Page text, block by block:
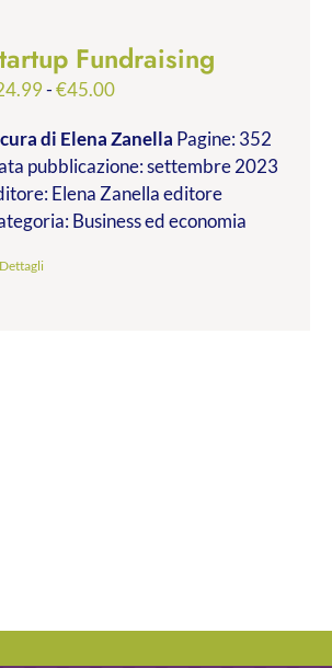
Fundraising
-€45.00Fascia
prezzo:
da
€24.99
a
di Elena Zanella Pagine: 352
pubblicazione: settembre 2023
Elena Zanella editore
Business ed economia
Dettagli